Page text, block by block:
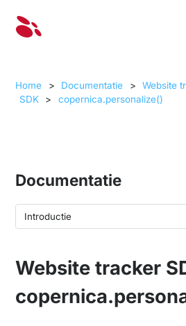
Home > Documentatie > Website
SDK
> copernica.personalize()
Documentatie
Website tracker